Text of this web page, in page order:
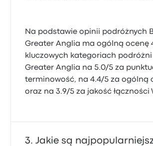
Na podstawie opinii podróżnych
Greater Anglia ma ogólną ocenę
kluczowych kategoriach
Greater Anglia na 5.0/5 za
terminowość, na 4.4/5 za ogólną
oraz na 3.9/5 za jakość łączności
Jakie są